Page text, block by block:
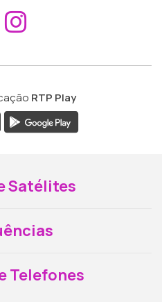
Aceder ao
RTP Play
Satélites
Telefones